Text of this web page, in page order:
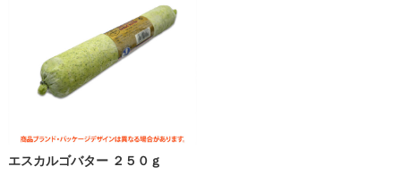
エスカルゴバター ２５０ｇ